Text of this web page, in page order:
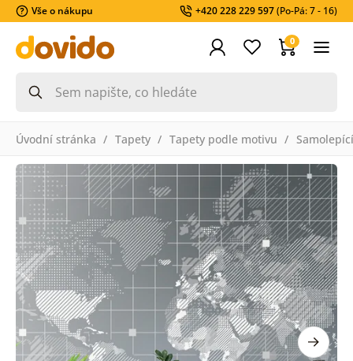
Vše o nákupu +420 228 229 597(Po-Pá: 7 - 16)
0
Úvodní stránka Tapety Tapety podle motivu